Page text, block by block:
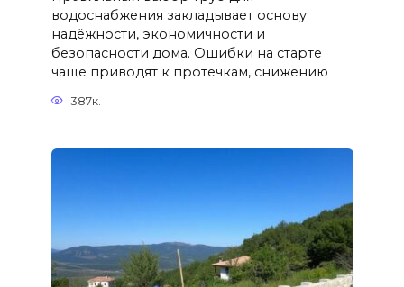
водоснабжения закладывает основу
надёжности, экономичности и
безопасности дома. Ошибки на старте
чаще приводят к протечкам, снижению
387к.